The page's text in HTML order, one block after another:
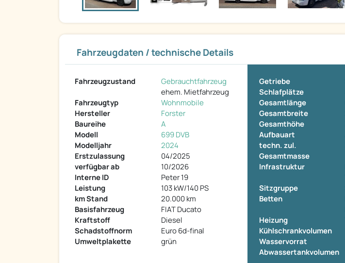
Fahrzeugdaten / technische Details
Fahrzeugzustand
Gebrauchtfahrzeug
ehem. Mietfahrzeug
Fahrzeugtyp
Wohnmobile
Hersteller
Forster
Baureihe
A
Modell
699 DVB
Modelljahr
2024
Erstzulassung
04/2025
verfügbar ab
10/2026
Interne ID
Peter 19
Leistung
103 kW/140 PS
km Stand
20.000 km
Basisfahrzeug
FIAT Ducato
Kraftstoff
Diesel
Schadstoffnorm
Euro 6d-final
Umweltplakette
grün
Getriebe
Schlafplätze
Gesamtlänge
Gesamtbreite
Gesamthöhe
Aufbauart
techn. zul.
Gesamtmasse
Infrastruktur
Sitzgruppe
Betten
Heizung
Kühlschrankvolumen
Wasservorrat
Abwassertankvolumen